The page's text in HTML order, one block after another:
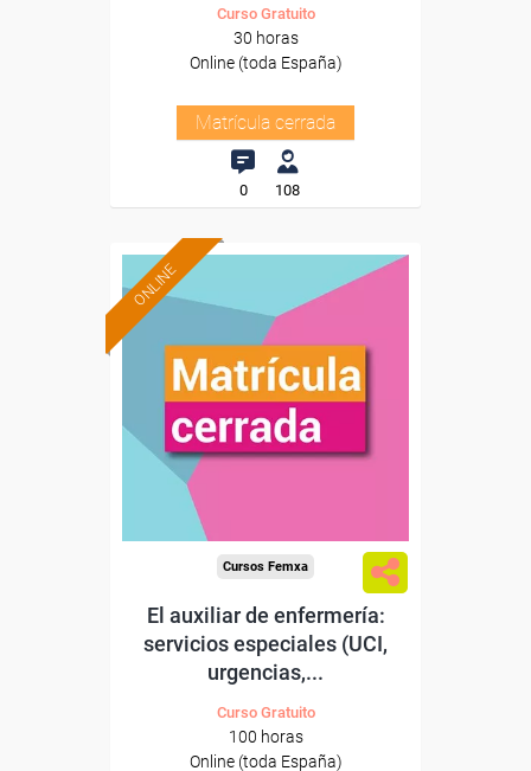
Curso Gratuito
30 horas
Online (toda España)
Matrícula cerrada
0 108
ONLINE
Cursos Femxa
El auxiliar de enfermería:
servicios especiales (UCI,
urgencias,...
Curso Gratuito
100 horas
Online (toda España)